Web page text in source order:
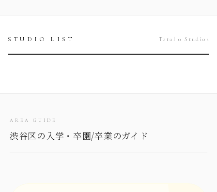
STUDIO LIST Total 0 Studios
AREA GUIDE
渋谷区の入学・卒園/卒業のガイド